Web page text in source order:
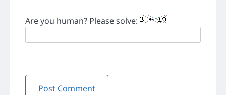
Are you human? Please solve: